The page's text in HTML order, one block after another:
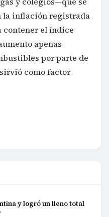
la inflación registrada
el índice
apenas
por parte de
como factor
y logró un lleno total